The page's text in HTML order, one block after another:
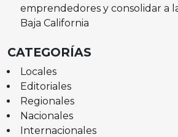
emprendedores y consolidar a
Baja California
CATEGORÍAS
Locales
Editoriales
Regionales
Nacionales
Internacionales